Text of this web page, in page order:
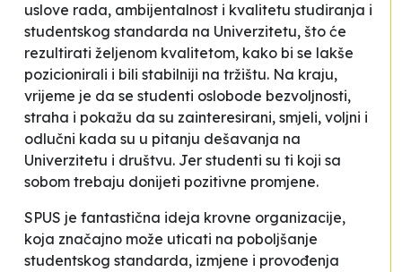
uslove rada, ambijentalnost i kvalitetu studiranja i
studentskog standarda na Univerzitetu, što će
rezultirati željenom kvalitetom, kako bi se lakše
pozicionirali i bili stabilniji na tržištu. Na kraju,
vrijeme je da se studenti oslobode bezvoljnosti,
straha i pokažu da su zainteresirani, smjeli, voljni i
odlučni kada su u pitanju dešavanja na
Univerzitetu i društvu. Jer studenti su ti koji sa
sobom trebaju donijeti pozitivne promjene.
SPUS je fantastična ideja krovne organizacije,
koja značajno može uticati na poboljšanje
studentskog standarda, izmjene i provođenja